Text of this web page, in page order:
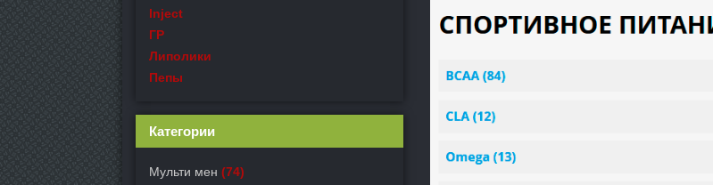
Inject
ГР
Липолики
Пепы
Категории
Мульти мен (74)